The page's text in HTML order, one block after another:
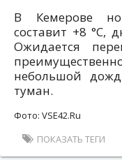
В Кемерове
составит +8 °С,
Ожидается
небольшой
туман.
Фото: VSE42.Ru
ПОКАЗАТЬ ТЕГИ